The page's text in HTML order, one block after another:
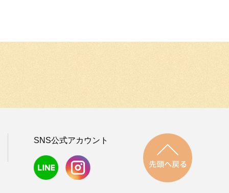
SNS公式アカウント